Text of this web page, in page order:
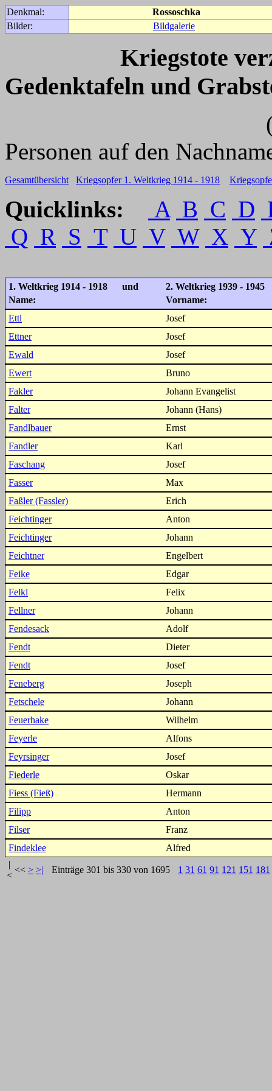
Denkmal:
Rossoschka
Bilder:
Bildgalerie
Kriegstote
Gedenktafeln und
(Für weitere
Personen auf den
Gesamtübersicht Kriegsopfer 1. Weltkrieg 1914 - 1918
Quicklinks: A B C D
Q R S T U V W X Y
1. Weltkrieg 1914 - 1918 und
2. Weltkrieg 1939 - 1945
Name:
Vorname:
Ettl
Josef
Ettner
Josef
Ewald
Josef
Ewert
Bruno
Fakler
Johann Evangelist
Falter
Johann (Hans)
Fandlbauer
Ernst
Fandler
Karl
Faschang
Josef
Fasser
Max
Faßler (Fassler)
Erich
Feichtinger
Anton
Feichtinger
Johann
Feichtner
Engelbert
Feike
Edgar
Felkl
Felix
Fellner
Johann
Fendesack
Adolf
Fendt
Dieter
Fendt
Josef
Feneberg
Joseph
Fetschele
Johann
Feuerhake
Wilhelm
Feyerle
Alfons
Feyrsinger
Josef
Fiederle
Oskar
Fiess (Fieß)
Hermann
Filipp
Anton
Filser
Franz
Findeklee
Alfred
|
<
<< > >| Einträge 301 bis 330 von 1695 1 31 61 91 121 151 181